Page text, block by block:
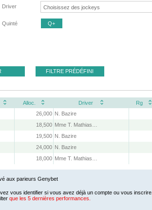
Driver
Quinté Q+
FILTRE PRÉDÉFINI
Alloc. Driver Rg
26,000 N. Bazire
18,500
19,500 N. Bazire
24,000 N. Bazire
18,000
aux parieurs Genybet
vous identifier si vous avez déjà un compte ou vous inscrire.
que les 5 dernières performances.